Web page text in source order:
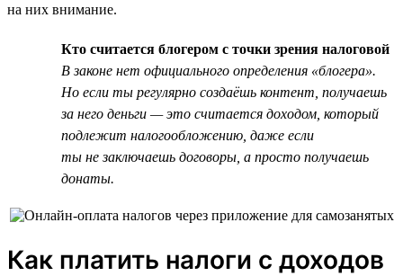
на них внимание.
Кто считается блогером с точки зрения налоговой
В законе нет официального определения «блогера».
Но если ты регулярно создаёшь контент, получаешь
за него деньги — это считается доходом, который
подлежит налогообложению, даже если
ты не заключаешь договоры, а просто получаешь
донаты.
Как платить налоги с доходов